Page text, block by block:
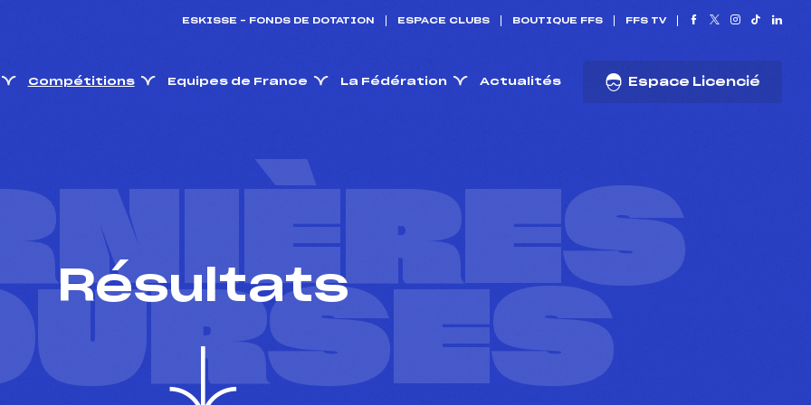
ESKISSE – FONDS DE DOTATION ESPACE CLUBS BOUTIQUE FFS FFS TV
Compétitions Equipes de France La Fédération Actualités Espace Licencié
Résultats